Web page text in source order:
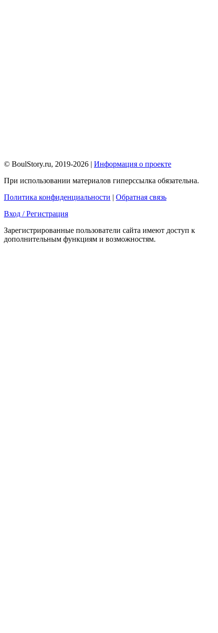
© BoulStory.ru, 2019-2026 | Информация о проекте
При использовании материалов гиперссылка обязательна.
Политика конфиденциальности | Обратная связь
Вход / Регистрация
Зарегистрированные пользователи сайта имеют доступ к
дополнительным функциям и возможностям.